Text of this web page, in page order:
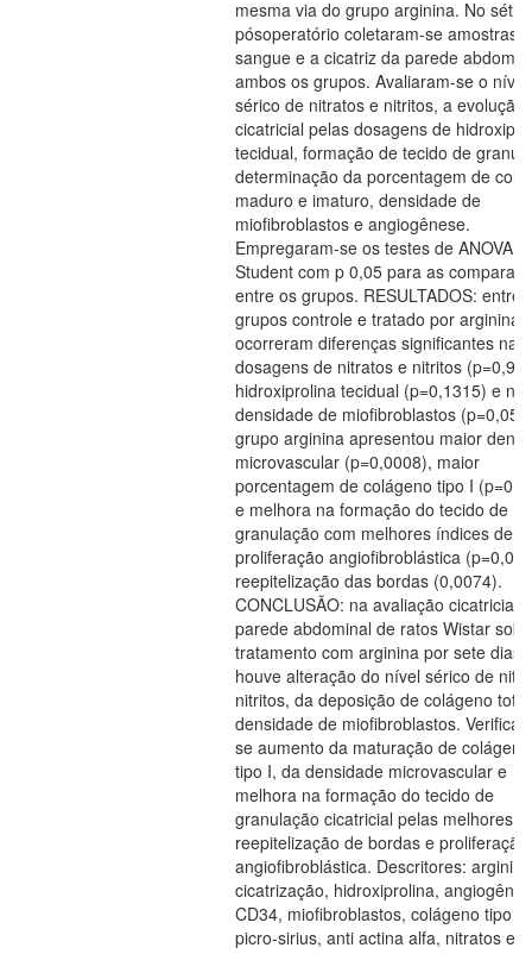
mesma via do grupo arginina. No
pósoperatório coletaram-se amostras
sangue e a cicatriz da parede
ambos os grupos. Avaliaram-se o nível
sérico de nitratos e nitritos, a evolução
cicatricial pelas dosagens de
tecidual, formação de tecido de
determinação da porcentagem de
maduro e imaturo, densidade de
miofibroblastos e angiogênese.
Empregaram-se os testes de ANOVA e
Student com p 0,05 para as
entre os grupos. RESULTADOS: entre
grupos controle e tratado por arginina,
ocorreram diferenças significantes nas
dosagens de nitratos e nitritos
hidroxiprolina tecidual (p=0,1315) e na
densidade de miofibroblastos
grupo arginina apresentou maior
microvascular (p=0,0008), maior
porcentagem de colágeno tipo I
e melhora na formação do tecido de
granulação com melhores índices de
proliferação angiofibroblástica
reepitelização das bordas (0,0074).
CONCLUSÃO: na avaliação cicatricial
parede abdominal de ratos Wistar sob
tratamento com arginina por sete dias
houve alteração do nível sérico de
nitritos, da deposição de colágeno
densidade de miofibroblastos.
se aumento da maturação de
tipo I, da densidade microvascular e
melhora na formação do tecido de
granulação cicatricial pelas melhores
reepitelização de bordas e proliferação
angiofibroblástica. Descritores:
cicatrização, hidroxiprolina,
CD34, miofibroblastos, colágeno tipo I,
picro-sirius, anti actina alfa, nitratos e